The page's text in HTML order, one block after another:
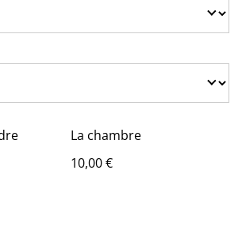
La chambre
10,00 €